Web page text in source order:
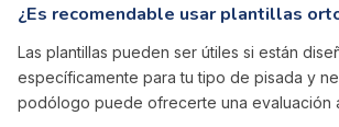
¿Es recomendable usar plantillas
Las plantillas pueden ser útiles si están
específicamente para tu tipo de pisada y
podólogo puede ofrecerte una evaluación